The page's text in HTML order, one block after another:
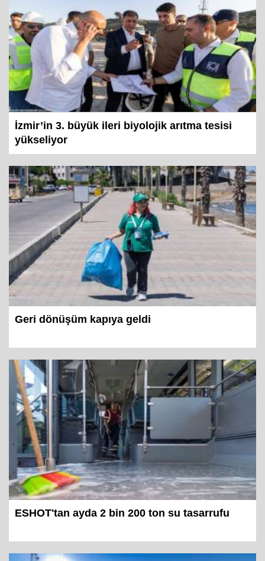
İzmir’in 3. büyük ileri biyolojik arıtma tesisi
yükseliyor
Geri dönüşüm kapıya geldi
ESHOT'tan ayda 2 bin 200 ton su tasarrufu